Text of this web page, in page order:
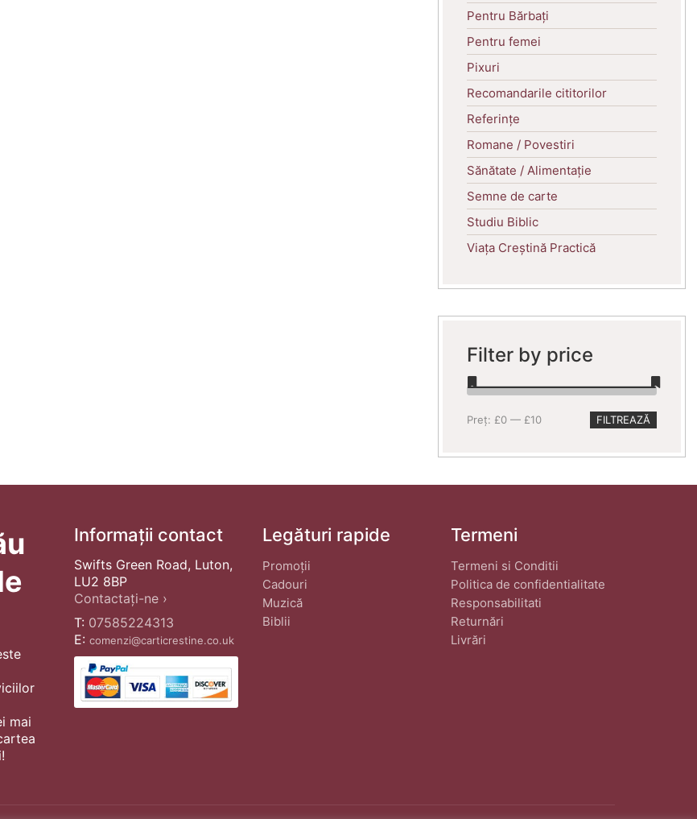
Pentru Bărbați
Pentru femei
Pixuri
Recomandarile cititorilor
Referințe
Romane / Povestiri
Sănătate / Alimentație
Semne de carte
Studiu Biblic
Viața Creștină Practică
Filter by price
Preț
Preț
FILTREAZĂ
Preț: £0 — £10
mai
Informații contact
Swifts Green Road, Luton,
LU2 8BP
Contactați-ne ›
T: 07585224313
E: comenzi@carticrestine.co.uk
Legături rapide
Promoții
Cadouri
Muzică
Biblii
Termeni
Termeni si Conditii
Politica de confidentialitate
Responsabilitati
Returnări
Livrări